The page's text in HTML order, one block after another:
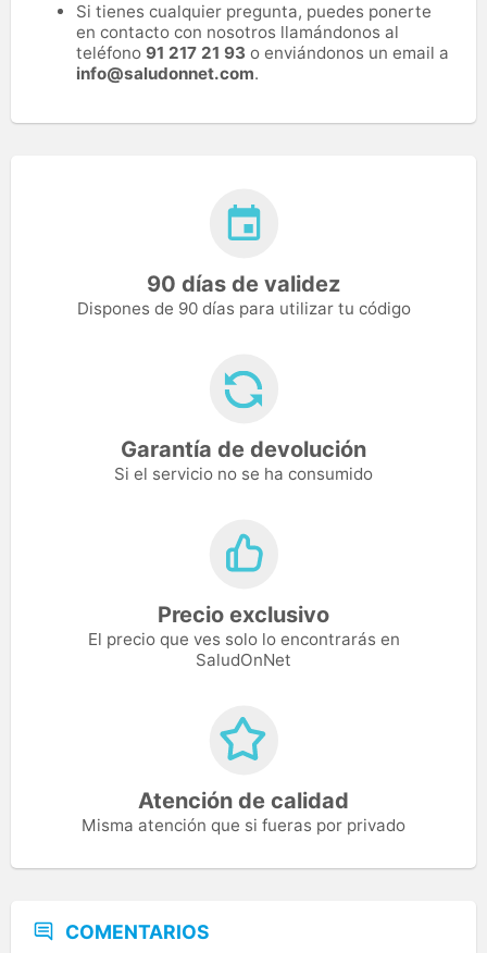
Si tienes cualquier pregunta, puedes ponerte
en contacto con nosotros llamándonos al
teléfono 91 217 21 93 o enviándonos un email a
info@saludonnet.com.
90 días de validez
Dispones de 90 días para utilizar tu código
Garantía de devolución
Si el servicio no se ha consumido
Precio exclusivo
El precio que ves solo lo encontrarás en
SaludOnNet
Atención de calidad
Misma atención que si fueras por privado
COMENTARIOS